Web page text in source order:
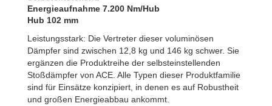
Rückseite
beidseitig
CA4EU-S
Fußbefestigung
CA2X10EU-4SM
Energieaufnahme 7.200 Nm/Hub
Hub 102 mm
Leistungsstark: Die Vertreter dieser voluminösen
Dämpfer sind zwischen 12,8 kg und 146 kg schwer. Sie
ergänzen die Produktreihe der selbsteinstellenden
Stoßdämpfer von ACE. Alle Typen dieser Produktfamilie
sind für Einsätze konzipiert, in denen es auf Robustheit
und großen Energieabbau ankommt.